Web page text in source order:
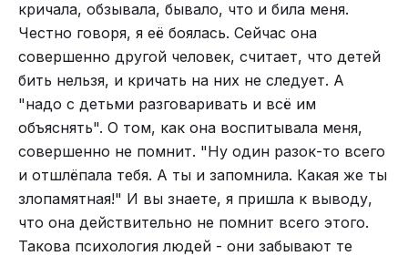
Красота на Иремеле невероятная. Очень
рекомендую туда съездить.
некурящему мужчине? Глупость. Даже если
просто как сувенир...
Она встала и пошла на кухню, чтобы проверить,
не подгорела ли курица. На самом деле ей нужно
было перевести дыхание. Убедиться, что она не
сходит с ума.
«Вера, ты просто устала. Придумываешь себе. Он
вовремя, звонит, если задерживается. Какой
может быть повод?»
как было велено и, плача, слушали как папа
устраивает плачущего Шурика в коридоре.
Потом нам разрешили к нему выйти и очень
аккуратно погладить по голове. Шурик лежал в
коридоре, завёрнутый в одеяло, скулил, но всё
равно вилял хвостом при виде нас. Перед
маминым приходом нас опять загнали в комнату.
Шурик услышал маму, увидел маму, лизнул её
руки, очень тяжело вздохнул и умер.
Мама рыдала ужасно. Она несколько дней даже
кричала, обзывала, бывало, что и била меня.
Честно говоря, я её боялась. Сейчас она
совершенно другой человек, считает, что детей
бить нельзя, и кричать на них не следует. А
"надо с детьми разговаривать и всё им
объяснять". О том, как она воспитывала меня,
совершенно не помнит. "Ну один разок-то всего
и отшлёпала тебя. А ты и запомнила. Какая же ты
злопамятная!" И вы знаете, я пришла к выводу,
что она действительно не помнит всего этого.
Такова психология людей - они забывают те